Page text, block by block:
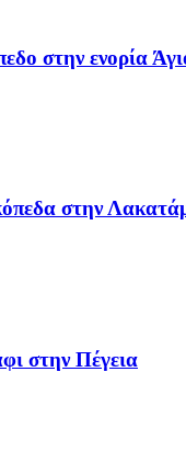
στην ενορία
στην
στην Πέγεια